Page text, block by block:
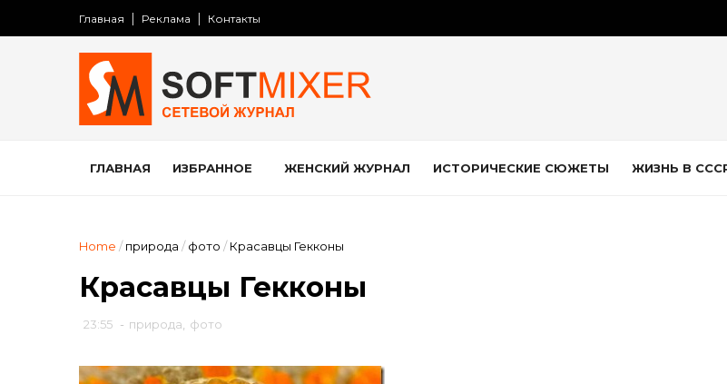
Главная Реклама Контакты
ГЛАВНАЯ ИЗБРАННОЕ ЖЕНСКИЙ ЖУРНАЛ ИСТОРИЧЕСКИЕ СЮЖЕТЫ ЖИЗНЬ В
Home / природа / фото / Красавцы Гекконы
Красавцы Гекконы
23:55 - природа фото